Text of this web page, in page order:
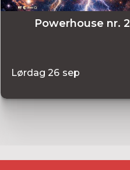
Powerhouse nr. 2
Lørdag 26 sep